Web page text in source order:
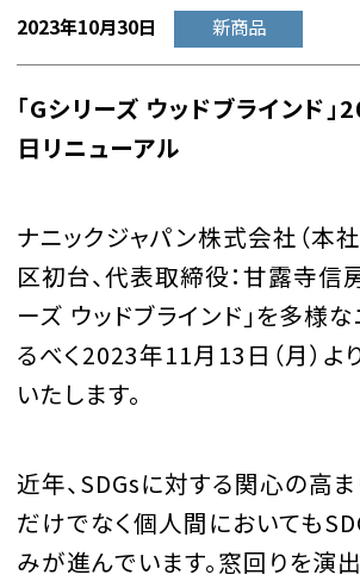
2023年10月30日 新商品
「Gシリーズ ウッドブラインド
日リニューアル
ナニックジャパン株式会社（本
区初台、代表取締役：甘露寺信房
ーズ ウッドブラインド」を多様
るべく2023年11月13日（月）よ
いたします。
近年、SDGsに対する関心の高
だけでなく個人間においても
みが進んでいます。窓回りを演